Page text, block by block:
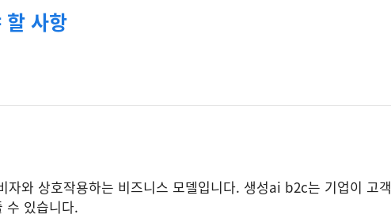
사항
와 상호작용하는 비즈니스 모델입니다. 생성ai b2c는 기업이 고
수 있습니다.